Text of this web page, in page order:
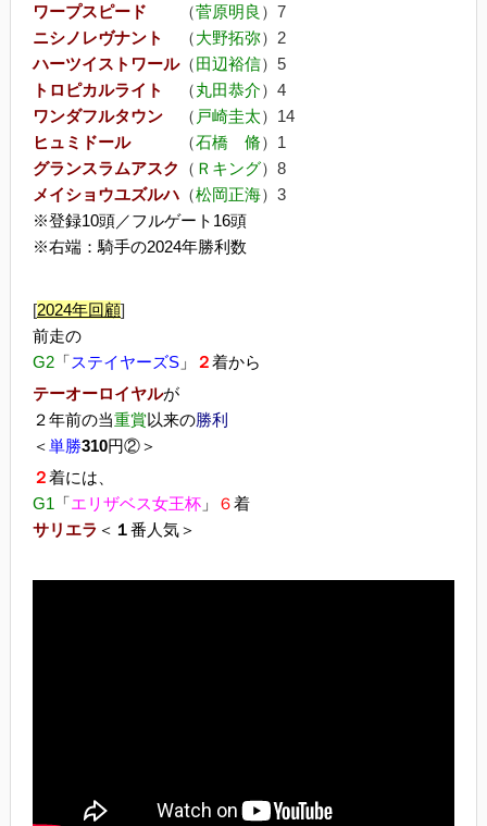
ワープスピード
（菅原明良 ）7
ニシノレヴナント
（大野拓弥）2
ハーツイストワール（田辺裕信）5
トロピカルライト
（丸田恭介）4
ワンダフルタウン
（ 戸崎圭太）14
ヒュミドール
（石橋 脩）1
グランスラムアスク
（ Ｒキング）8
メイショウユズルハ（松岡正海）3
※登録10頭／フルゲート16頭
※右端：騎手の2024年勝利数
[2024年回顧]
前走の
G2「ステイヤーズS」 ２着から
テーオーロイヤルが
２年前の当重賞以来の勝利
＜単勝310円②＞
２着には、
G1 「エリザベス女王杯」 ６着
サリエラ ＜ １番人気＞